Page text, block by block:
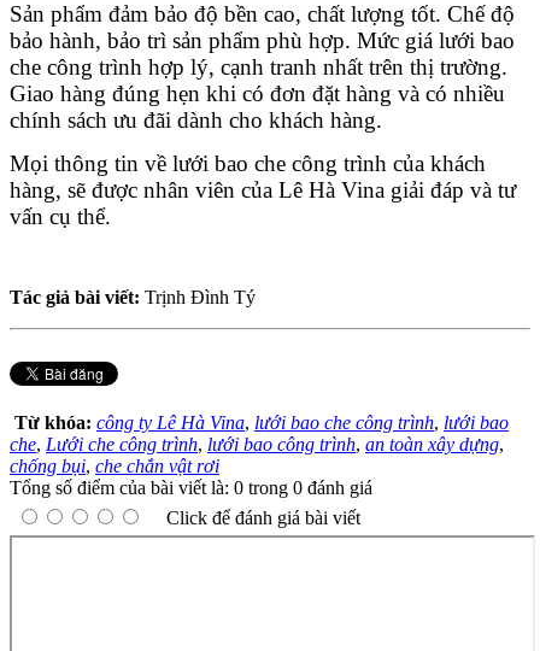
Sản phẩm đảm bảo độ bền cao, chất lượng tốt. Chế độ
bảo hành, bảo trì sản phẩm phù hợp. Mức giá lưới bao
che công trình hợp lý, cạnh tranh nhất trên thị trường.
Giao hàng đúng hẹn khi có đơn đặt hàng và có nhiều
chính sách ưu đãi dành cho khách hàng.
Mọi thông tin về lưới bao che công trình của khách
hàng, sẽ được nhân viên của Lê Hà Vina giải đáp và tư
vấn cụ thể.
Tác giả bài viết: Trịnh Đình Tý
Từ khóa: công ty Lê Hà Vina, lưới bao che công trình, lưới bao
che, Lưới che công trình, lưới bao công trình, an toàn xây dựng,
chống bụi, che chắn vật rơi
Tổng số điểm của bài viết là: 0 trong 0 đánh giá
Click để đánh giá bài viết